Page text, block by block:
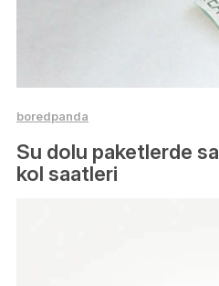
boredpanda
Su dolu paketlerde
kol saatleri